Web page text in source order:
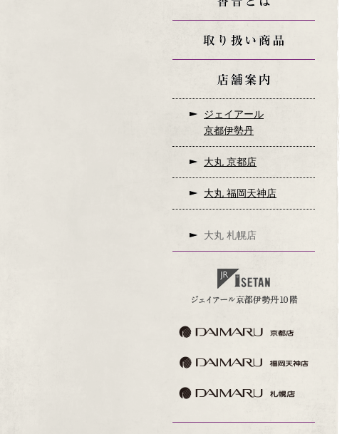
ジェイアール
京都伊勢丹
大丸 京都店
大丸 福岡天神店
大丸 札幌店